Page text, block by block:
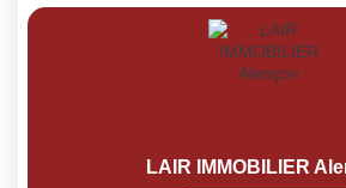
LAIR IMMOBILIER